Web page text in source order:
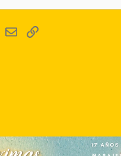
WhatsApp
EmailEnlace